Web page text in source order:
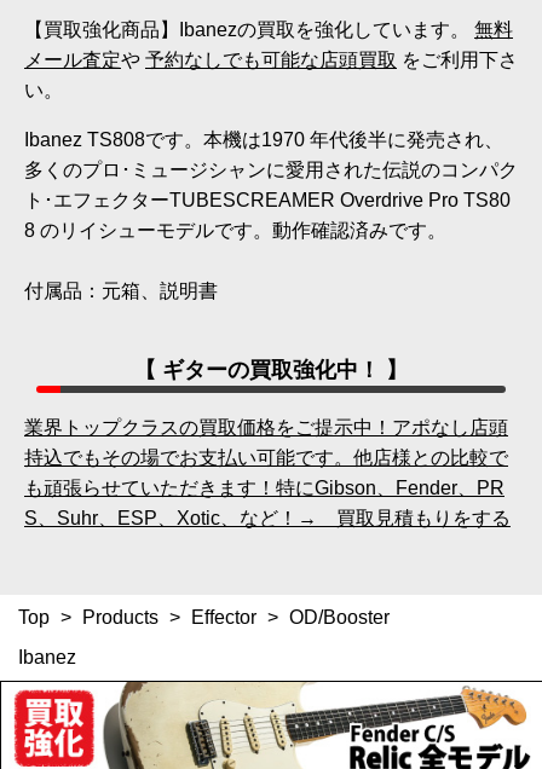
【買取強化商品】Ibanezの買取を強化しています。 無料
メール査定や 予約なしでも可能な店頭買取 をご利用下さ
い。
Ibanez TS808です。本機は1970 年代後半に発売され、
多くのプロ･ミュージシャンに愛用された伝説のコンパク
ト･エフェクターTUBESCREAMER Overdrive Pro TS80
8 のリイシューモデルです。動作確認済みです。
付属品：元箱、説明書
【 ギターの買取強化中！ 】
業界トップクラスの買取価格をご提示中！アポなし店頭
持込でもその場でお支払い可能です。他店様との比較で
も頑張らせていただきます！特にGibson、Fender、PR
S、Suhr、ESP、Xotic、など！→ 買取見積もりをする
Top > Products > Effector > OD/Booster
Ibanez